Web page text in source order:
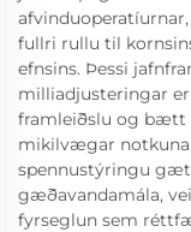
fullri rullu til
efnsins. Þessi
milliadjusteringar
framleiðslu og bætt
mikilvægar
spennustýringu
gæðavandamála,
fyrseglun sem